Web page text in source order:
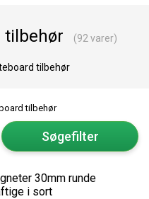
tilbehør (92 varer)
tilbehør
tilbehør
Søgefilter
30mm runde
i sort